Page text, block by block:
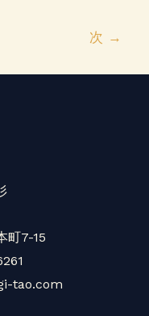
次 →
町7-15
tao.com